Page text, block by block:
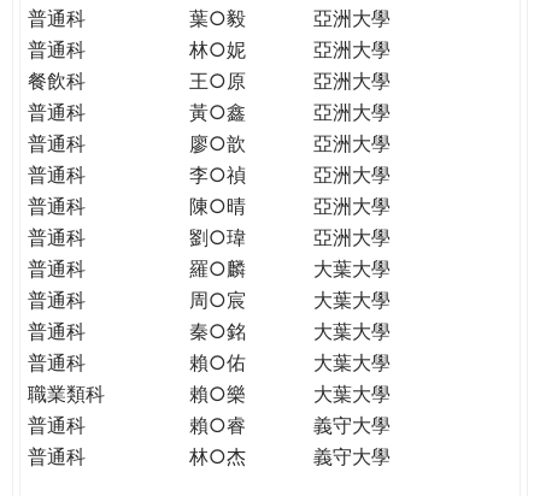
普通科
葉○毅
亞洲大學
普通科
林○妮
亞洲大學
餐飲科
王○原
亞洲大學
普通科
黃○鑫
亞洲大學
普通科
廖○歆
亞洲大學
普通科
李○禎
亞洲大學
普通科
陳○晴
亞洲大學
普通科
劉○瑋
亞洲大學
普通科
羅○麟
大葉大學
普通科
周○宸
大葉大學
普通科
秦○銘
大葉大學
普通科
賴○佑
大葉大學
職業類科
賴○樂
大葉大學
普通科
賴○睿
義守大學
普通科
林○杰 義守大學